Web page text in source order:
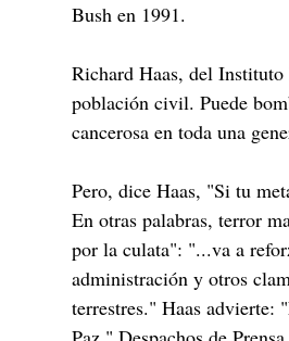
Bush en 1991.
Richard Haas, del
población civil. Puede
cancerosa en toda una
Pero, dice Haas, "Si tu
En otras palabras, terror
por la culata": "...va a
administración y otros
terrestres." Haas advierte: